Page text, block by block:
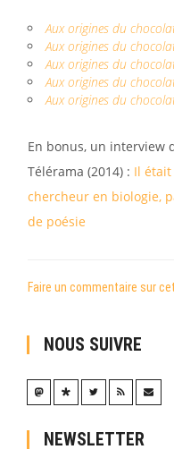
Aux origines du
Aux origines du
Aux origines du
Aux origines du
Aux origines du
En bonus, un interview
Télérama (2014) : Il était
chercheur en biologie,
de poésie
Faire un commentaire sur
NOUS SUIVRE
NEWSLETTER